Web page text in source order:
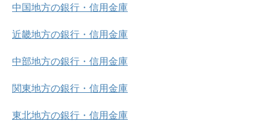
中国地方の銀行・信用金庫
近畿地方の銀行・信用金庫
中部地方の銀行・信用金庫
関東地方の銀行・信用金庫
東北地方の銀行・信用金庫